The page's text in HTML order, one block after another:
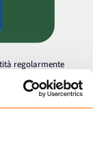
regolarmente
online di